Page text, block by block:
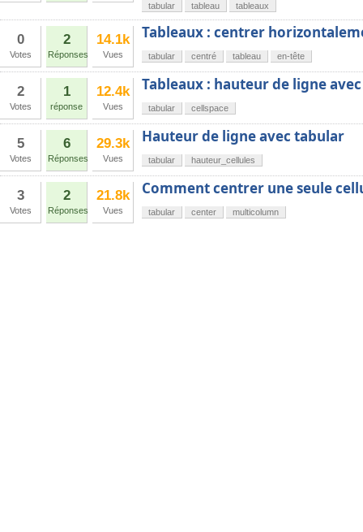
tabular tableau tableaux
0
Votes
2
Réponses
14.1k
Vues
Tableaux : centrer
tabular centré tableau en-tête
2
Votes
1
réponse
12.4k
Vues
Tableaux : hauteur de ligne
tabular cellspace
5
Votes
6
Réponses
29.3k
Vues
Hauteur de ligne avec tabular
tabular hauteur_cellules
3
Votes
2
Réponses
21.8k
Vues
Comment centrer une seule
tabular center multicolumn